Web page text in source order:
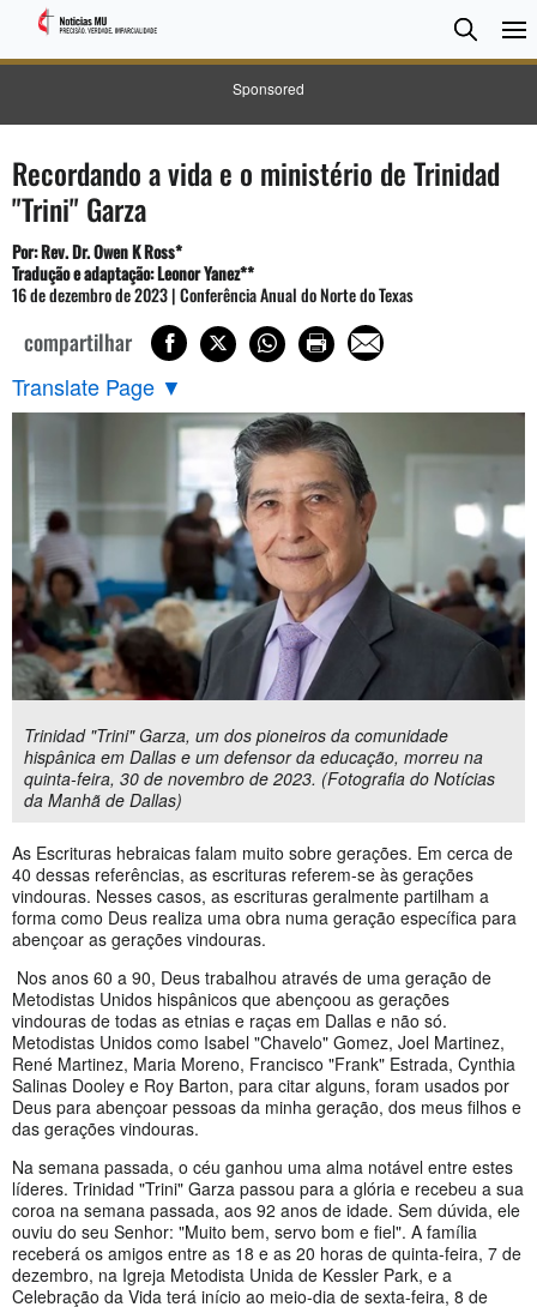
Sponsored
Search
Recordando a vida e o ministério de Trinidad
"Trini" Garza
Por: Rev. Dr. Owen K Ross*
Tradução e adaptação: Leonor Yanez**
16 de dezembro de 2023 | Conferência Anual do Norte do Texas
compartilhar
Translate Page ▼
Trinidad "Trini" Garza, um dos pioneiros da comunidade
hispânica em Dallas e um defensor da educação, morreu na
quinta-feira, 30 de novembro de 2023. (Fotografia do Notícias
da Manhã de Dallas)
As Escrituras hebraicas falam muito sobre gerações. Em cerca de
40 dessas referências, as escrituras referem-se às gerações
vindouras. Nesses casos, as escrituras geralmente partilham a
forma como Deus realiza uma obra numa geração específica para
abençoar as gerações vindouras.
Nos anos 60 a 90, Deus trabalhou através de uma geração de
Metodistas Unidos hispânicos que abençoou as gerações
vindouras de todas as etnias e raças em Dallas e não só.
Metodistas Unidos como Isabel "Chavelo" Gomez, Joel Martinez,
René Martinez, Maria Moreno, Francisco "Frank" Estrada, Cynthia
Salinas Dooley e Roy Barton, para citar alguns, foram usados por
Deus para abençoar pessoas da minha geração, dos meus filhos e
das gerações vindouras.
Na semana passada, o céu ganhou uma alma notável entre estes
líderes. Trinidad "Trini" Garza passou para a glória e recebeu a sua
coroa na semana passada, aos 92 anos de idade. Sem dúvida, ele
ouviu do seu Senhor: "Muito bem, servo bom e fiel". A família
receberá os amigos entre as 18 e as 20 horas de quinta-feira, 7 de
dezembro, na Igreja Metodista Unida de Kessler Park, e a
Celebração da Vida terá início ao meio-dia de sexta-feira, 8 de